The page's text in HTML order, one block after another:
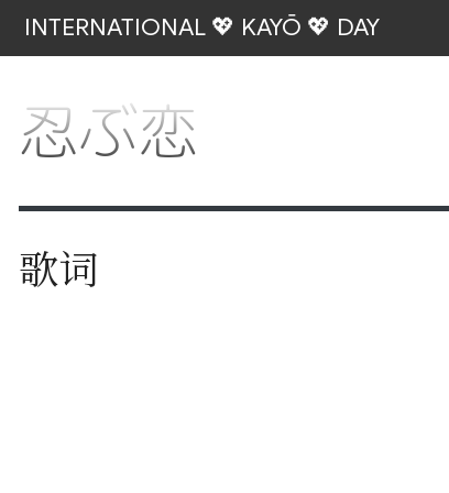
INTERNATIONAL 💖 KAYŌ 💖 DAY
忍ぶ恋
歌词